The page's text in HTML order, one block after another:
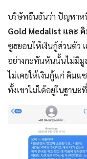
บริษัทยืนยันว่า ปัญหาห
Gold Medalist และ
ซูฮยอนให้เงินกู้ส่วนตัว
อย่างกะทันหันนั้นไม่มีมู
ไม่เคยให้เงินกู้แก่ คิมแ
ทั้งเขาไม่ได้อยู่ในฐาน